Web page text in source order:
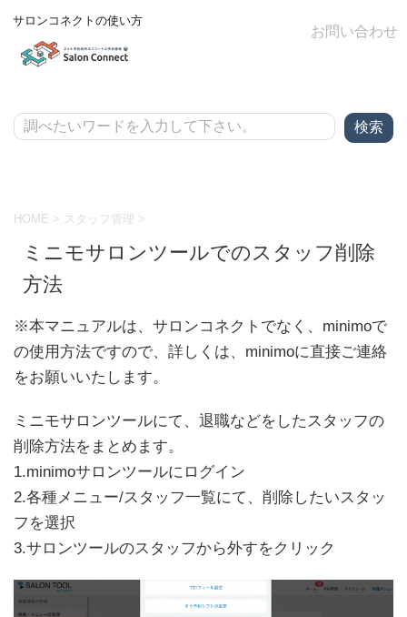
サロンコネクトの使い方
お問い合わせ
HOME > スタッフ管理 >
ミニモサロンツールでのスタッフ削除
方法
※本マニュアルは、サロンコネクトでなく、minimoで
の使用方法ですので、詳しくは、minimoに直接ご連絡
をお願いいたします。
ミニモサロンツールにて、退職などをしたスタッフの
削除方法をまとめます。
1.minimoサロンツールにログイン
2.各種メニュー/スタッフ一覧にて、削除したいスタッ
フを選択
3.サロンツールのスタッフから外すをクリック